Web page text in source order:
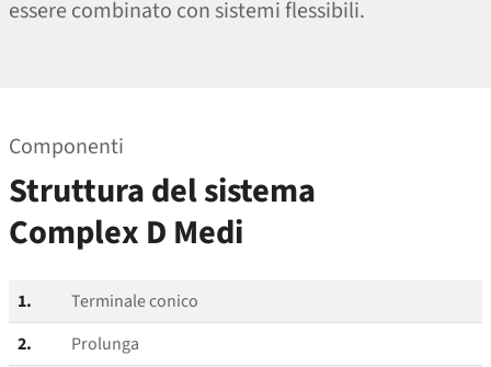
essere combinato con sistemi flessibili.
Componenti
Struttura del sistema
Complex D Medi
1.
Terminale conico
2.
Prolunga